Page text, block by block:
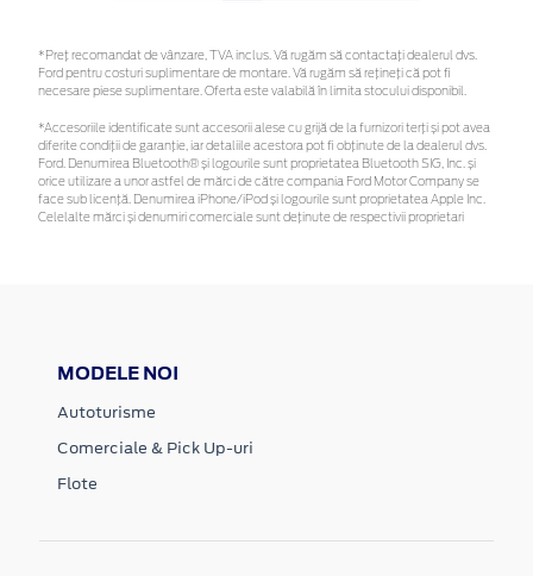
*Preţ recomandat de vânzare, TVA inclus. Vă rugăm să contactaţi dealerul dvs.
Ford pentru costuri suplimentare de montare. Vă rugăm să rețineți că pot fi
necesare piese suplimentare. Oferta este valabilă în limita stocului disponibil.
*Accesoriile identificate sunt accesorii alese cu grijă de la furnizori terți și pot avea
diferite condiții de garanție, iar detaliile acestora pot fi obținute de la dealerul dvs.
Ford. Denumirea Bluetooth® și logourile sunt proprietatea Bluetooth SIG, Inc. și
orice utilizare a unor astfel de mărci de către compania Ford Motor Company se
face sub licență. Denumirea iPhone/iPod și logourile sunt proprietatea Apple Inc.
Celelalte mărci și denumiri comerciale sunt deținute de respectivii proprietari
MODELE NOI
Autoturisme
Comerciale & Pick Up-uri
Flote